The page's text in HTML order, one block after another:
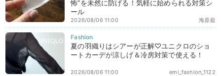
怖”を未然に防げる！気軽に始められる対策シ
ール
海原藍
2026/08/06 11:00
夏の羽織りはシアーが正解♡ユニクロのショ
ートカーデが涼しげ＆冷房対策で使える！
emi_fashion_1122
2026/08/06 11:00